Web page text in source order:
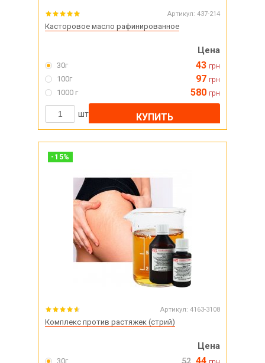
Артикул: 437-214
Касторовое масло рафинированное
Цена
30г 43 грн
100г 97 грн
1000 г 580 грн
шт КУПИТЬ
- 15%
Артикул: 4163-3108
Комплекс против растяжек (стрий)
Цена
30г